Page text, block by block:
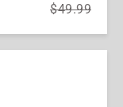
$49.99